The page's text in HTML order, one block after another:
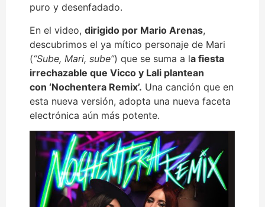
puro y desenfadado.
En el video, dirigido por Mario Arenas,
descubrimos el ya mítico personaje de Mari
(“Sube, Mari, sube”) que se suma a la fiesta
irrechazable que Vicco y Lali plantean
con ‘Nochentera Remix’. Una canción que en
esta nueva versión, adopta una nueva faceta
electrónica aún más potente.